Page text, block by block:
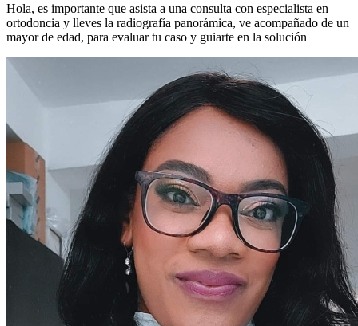
Hola, es importante que asista a una consulta con especialista en
ortodoncia y lleves la radiografía panorámica, ve acompañado de un
mayor de edad, para evaluar tu caso y guiarte en la solución